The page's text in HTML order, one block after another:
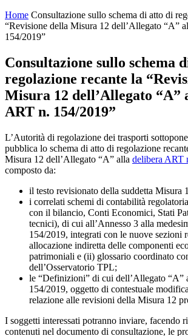
Home Consultazione sullo schema di atto di
“Revisione della Misura 12 dell’Allegato “A”
154/2019”
Consultazione sullo schema
regolazione recante la
Misura 12 dell’Allegato “A”
ART n. 154/2019”
L’Autorità di regolazione dei trasporti
pubblica lo schema di atto di regolazione
Misura 12 dell’Allegato “A” alla delibera ART
composto da:
il testo revisionato della suddetta Misura
i correlati schemi di contabilità
con il bilancio, Conti Economici, Stati
tecnici), di cui all’Annesso 3 alla
154/2019, integrati con le nuove sezioni
allocazione indiretta delle componenti
patrimoniali e (ii) glossario coordinato
dell’Osservatorio TPL;
le “Definizioni” di cui dell’Allegato “A”
154/2019, oggetto di contestuale
relazione alle revisioni della Misura 12
I soggetti interessati potranno inviare, facendo
contenuti nel documento di consultazione, le